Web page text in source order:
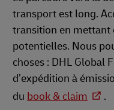
transport est long.
transition en mettant
potentielles. Nous
choses : DHL Global
d’expédition à
du book & claim .